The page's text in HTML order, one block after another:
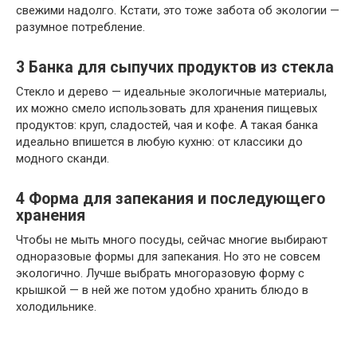
свежими надолго. Кстати, это тоже забота об экологии —
разумное потребление.
3 Банка для сыпучих продуктов из стекла
Стекло и дерево — идеальные экологичные материалы,
их можно смело использовать для хранения пищевых
продуктов: круп, сладостей, чая и кофе. А такая банка
идеально впишется в любую кухню: от классики до
модного сканди.
4 Форма для запекания и последующего
хранения
Чтобы не мыть много посуды, сейчас многие выбирают
одноразовые формы для запекания. Но это не совсем
экологично. Лучше выбрать многоразовую форму с
крышкой — в ней же потом удобно хранить блюдо в
холодильнике.